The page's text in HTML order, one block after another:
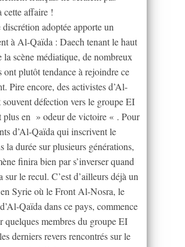
cette affaire !
adoptée apporte un
à Al-Qaïda : Daech tenant le haut
la scène médiatique, de nombreux
ont plutôt tendance à rejoindre ce
Pire encore, des activistes d’Al-
défection vers le groupe EI
plus en » odeur de victoire « . Pour
d’Al-Qaïda qui inscrivent le
la durée sur plusieurs générations,
finira bien par s’inverser quand
sur le recul. C’est d’ailleurs déjà un
Syrie où le Front Al-Nosra, le
Qaïda dans ce pays, commence
quelques membres du groupe EI
derniers revers rencontrés sur le